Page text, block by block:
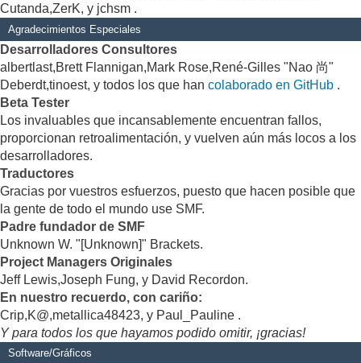
Cutanda,ZerK, y jchsm .
Agradecimientos Especiales
Desarrolladores Consultores
albertlast,Brett Flannigan,Mark Rose,René-Gilles "Nao 尚"
Deberdt,tinoest, y todos los que han colaborado en GitHub .
Beta Tester
Los invaluables que incansablemente encuentran fallos,
proporcionan retroalimentación, y vuelven aún más locos a los
desarrolladores.
Traductores
Gracias por vuestros esfuerzos, puesto que hacen posible que
la gente de todo el mundo use SMF.
Padre fundador de SMF
Unknown W. "[Unknown]" Brackets.
Project Managers Originales
Jeff Lewis,Joseph Fung, y David Recordon.
En nuestro recuerdo, con cariño:
Crip,K@,metallica48423, y Paul_Pauline .
Y para todos los que hayamos podido omitir, ¡gracias!
Software/Gráficos